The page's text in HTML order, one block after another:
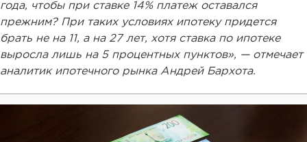
года, чтобы при ставке 14% платеж оставался
прежним? При таких условиях ипотеку придется
брать не на 11, а на 27 лет, хотя ставка по ипотеке
выросла лишь на 5 процентных пунктов», — отмечает
аналитик ипотечного рынка Андрей Бархота.